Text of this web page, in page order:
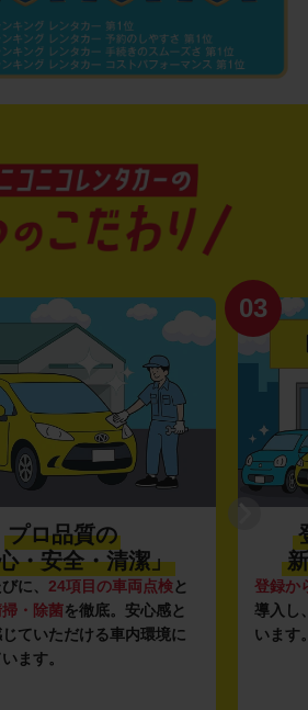
プロ品質の
・安全・清潔」
に、 24項目の車両点検と
・除菌を徹底。安心感と
ていただける車内環境に
ます。
03
登録か
導入し
います